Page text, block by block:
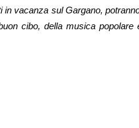
vacanza sul Gargano,
cibo, della musica